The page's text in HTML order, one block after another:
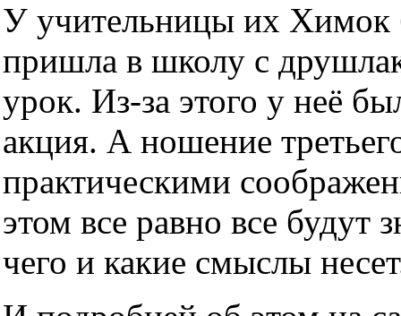
У учительницы их Химок
пришла в школу с
урок. Из-за этого у неё
акция. А ношение
практическими
этом все равно все будут
чего и какие смыслы